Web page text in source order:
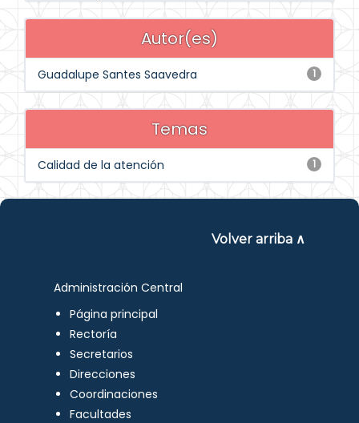
Autor(es)
1
Guadalupe Santes Saavedra
Temas
1
Calidad de la atención
Volver arriba ∧
Administración Central
Página principal
Rectoría
Secretarios
Direcciones
Coordinaciones
Facultades